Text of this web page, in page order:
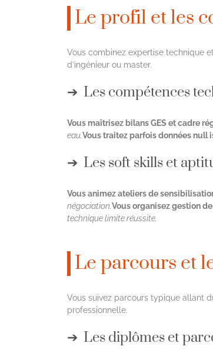
Le profil et les
Vous combinez expertise technique
d’ingénieur ou master.
Les compétences
Vous maîtrisez bilans GES et cadre
eau.Vous traitez parfois données null
Les soft skills et
Vous animez ateliers de
négociation.Vous organisez gestion
technique limite réussite.
Le parcours et
Vous suivez parcours typique allant
professionnelle.
Les diplômes et